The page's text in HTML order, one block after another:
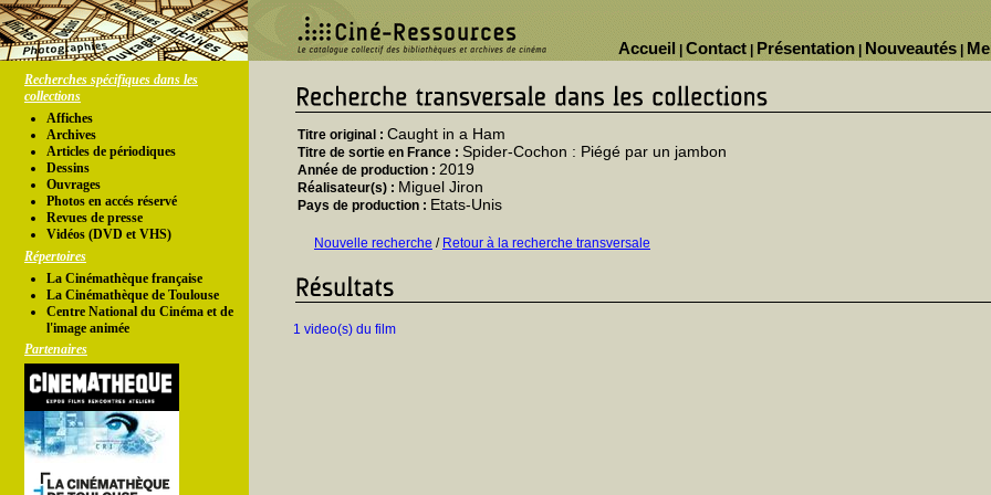
Nouveautés
Présentation
Contact
Accueil
Recherches spécifiques dans les
collections
Affiches
Archives
Articles de périodiques
Dessins
Ouvrages
Photos en accés réservé
Revues de presse
Vidéos (DVD et VHS)
Répertoires
La Cinémathèque française
La Cinémathèque de Toulouse
Centre National du Cinéma et de
l'image animée
Partenaires
Titre original : Caught in a Ham
Titre de sortie en France : Spider-Cochon : Piégé par un jambon
Année de production : 2019
Réalisateur(s) : Miguel Jiron
Pays de production : Etats-Unis
Nouvelle recherche / Retour à la recherche transversale
1 video(s) du film